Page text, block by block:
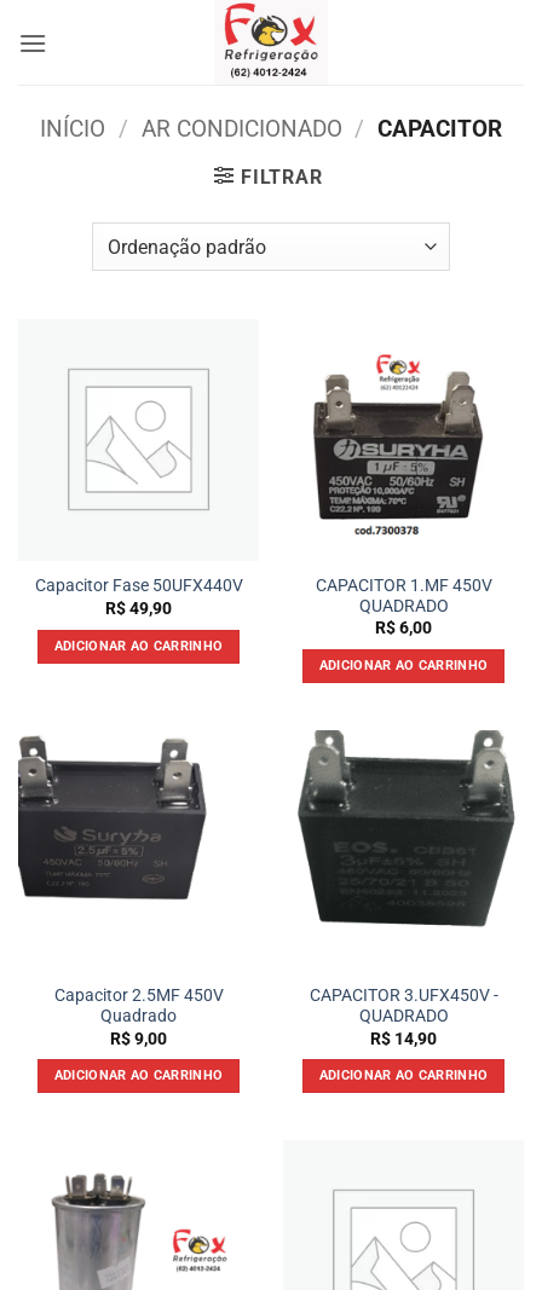
INÍCIO / AR CONDICIONADO / CAPACITOR
FILTRAR
Capacitor Fase 50UFX440V
R$49,90
ADICIONAR AO CARRINHO
CAPACITOR 1.MF 450V
QUADRADO
R$6,00
ADICIONAR AO CARRINHO
Capacitor 2.5MF 450V
Quadrado
R$9,00
ADICIONAR AO CARRINHO
CAPACITOR 3.UFX450V -
QUADRADO
R$ 14,90
ADICIONAR AO CARRINHO